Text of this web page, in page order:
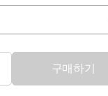
구매하기